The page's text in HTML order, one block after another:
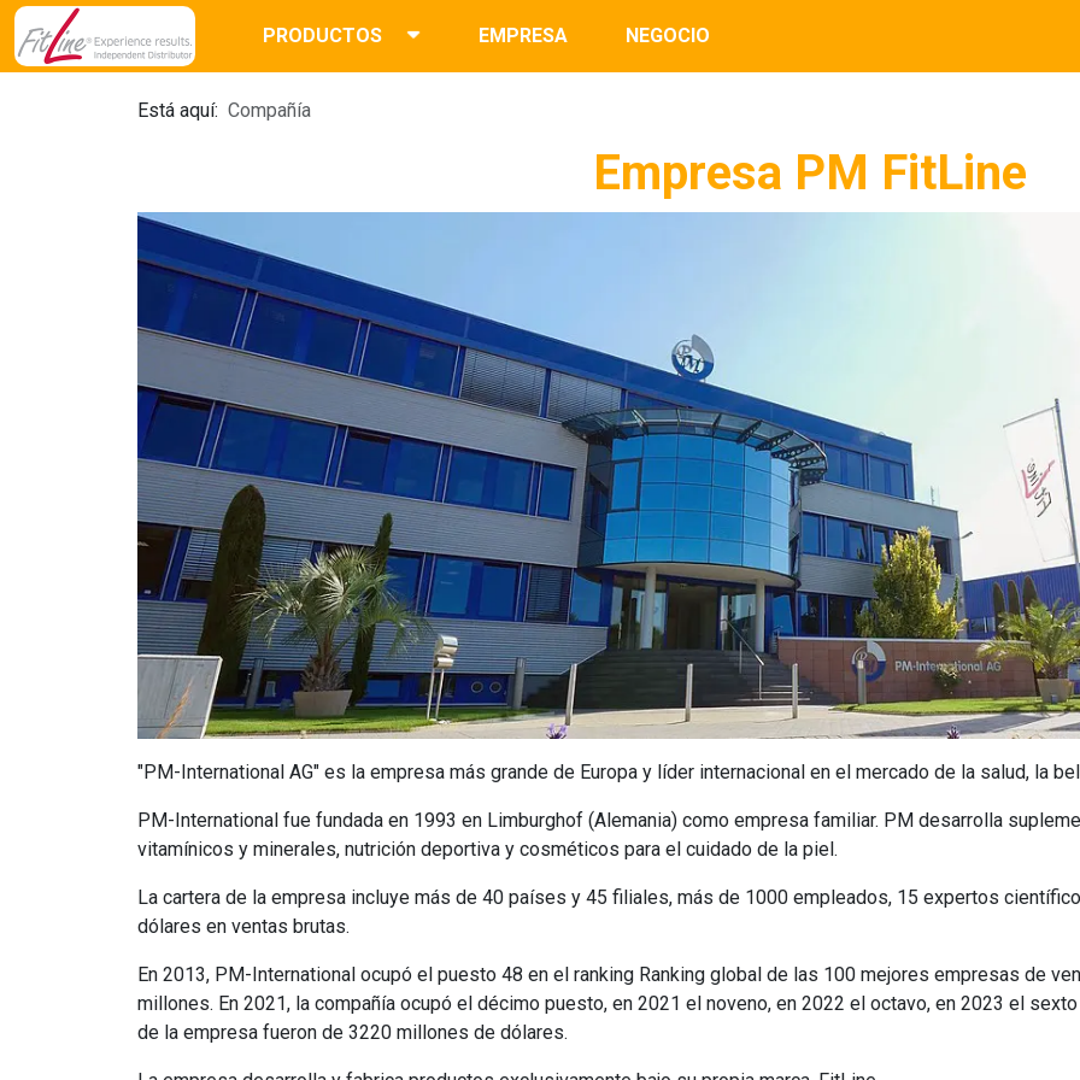
PRODUCTOS EMPRESA NEGOCIO
Está aquí: Compañía
Empresa PM FitLine
"PM-International AG" es la empresa más grande de Europa y líder internacional en el mercado de la salud, la
PM-International fue fundada en 1993 en Limburghof (Alemania) como empresa familiar. PM desarrolla
vitamínicos y minerales, nutrición deportiva y cosméticos para el cuidado de la piel.
La cartera de la empresa incluye más de 40 países y 45 filiales, más de 1000 empleados, 15 expertos
dólares en ventas brutas.
En 2013, PM-International ocupó el puesto 48 en el ranking Ranking global de las 100 mejores empresas de
millones. En 2021, la compañía ocupó el décimo puesto, en 2021 el noveno, en 2022 el octavo, en 2023 el
de la empresa fueron de 3220 millones de dólares.